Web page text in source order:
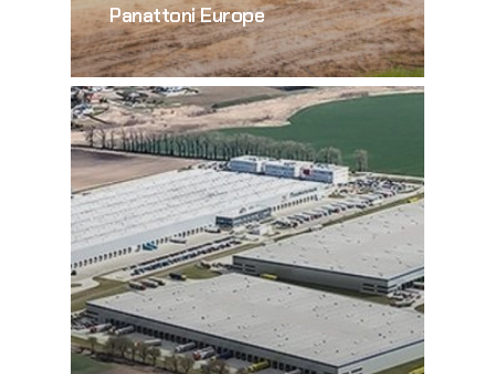
Panattoni Europe